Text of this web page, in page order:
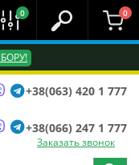
0 0
+38(063) 420 1 777
+38(066) 247 1 777
Заказать звонок